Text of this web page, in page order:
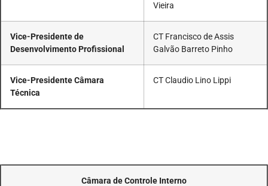
Vieira
Vice-Presidente de
Desenvolvimento Profissional
CT Francisco de Assis
Galvão Barreto Pinho
Vice-Presidente Câmara
Técnica
CT Claudio Lino Lippi
Câmara de Controle Interno